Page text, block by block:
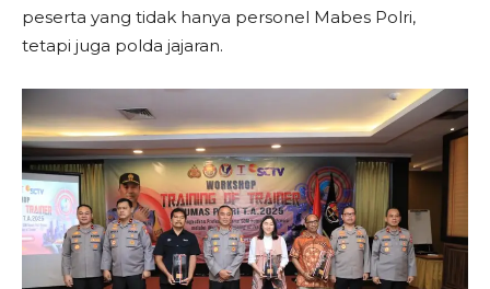
peserta yang tidak hanya personel Mabes Polri,
tetapi juga polda jajaran.